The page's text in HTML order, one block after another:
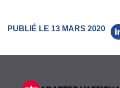
PUBLIÉ LE 13 MARS 2020